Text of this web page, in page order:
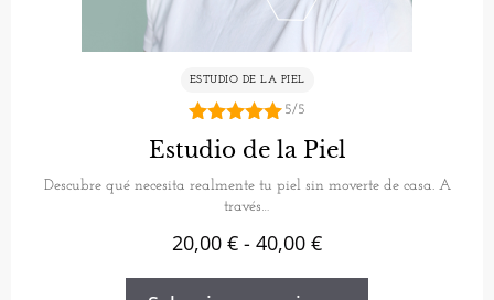
ESTUDIO DE LA PIEL
5.00
de 5
5/5
Estudio de la Piel
Descubre qué necesita realmente tu piel sin moverte de casa. A
través…
20,00 € - 40,00 €